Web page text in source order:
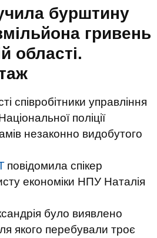
бурштину
гривень
області.
співробітники управління
поліції
незаконно видобутого
повідомила спікер
економіки НПУ Наталія
було виявлено
якого перебували троє